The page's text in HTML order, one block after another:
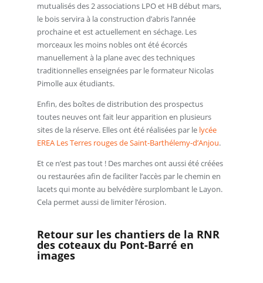
mutualisés des 2 associations LPO et HB début mars,
le bois servira à la construction d’abris l’année
prochaine et est actuellement en séchage. Les
morceaux les moins nobles ont été écorcés
manuellement à la plane avec des techniques
traditionnelles enseignées par le formateur Nicolas
Pimolle aux étudiants.
Enfin, des boîtes de distribution des prospectus
toutes neuves ont fait leur apparition en plusieurs
sites de la réserve. Elles ont été réalisées par le lycée
EREA Les Terres rouges de Saint-Barthélemy-d’Anjou.
Et ce n’est pas tout ! Des marches ont aussi été créées
ou restaurées afin de faciliter l’accès par le chemin en
lacets qui monte au belvédère surplombant le Layon.
Cela permet aussi de limiter l’érosion.
Retour sur les chantiers de la RNR
des coteaux du Pont-Barré en
images